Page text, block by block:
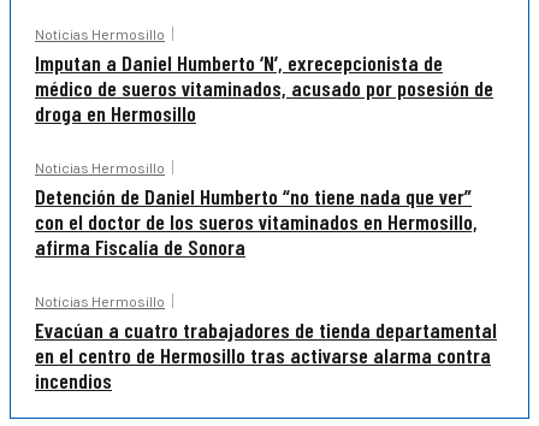
Noticias Hermosillo
Imputan a Daniel Humberto ‘N’, exrecepcionista de
médico de sueros vitaminados, acusado por posesión de
droga en Hermosillo
Noticias Hermosillo
Detención de Daniel Humberto “no tiene nada que ver”
con el doctor de los sueros vitaminados en Hermosillo,
afirma Fiscalía de Sonora
Noticias Hermosillo
Evacúan a cuatro trabajadores de tienda departamental
en el centro de Hermosillo tras activarse alarma contra
incendios